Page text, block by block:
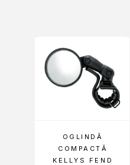
OGLINDĂ
COMPACTĂ
KELLYS FEND